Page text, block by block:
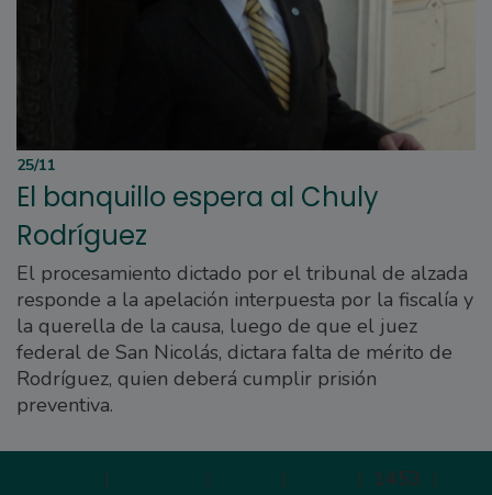
25/11
El banquillo espera al Chuly
Rodríguez
El procesamiento dictado por el tribunal de alzada
responde a la apelación interpuesta por la fiscalía y
la querella de la causa, luego de que el juez
federal de San Nicolás, dictara falta de mérito de
Rodríguez, quien deberá cumplir prisión
preventiva.
| | | | 1453 |